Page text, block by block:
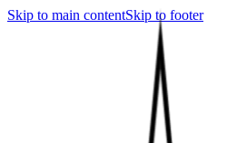
Skip to main contentSkip to footer